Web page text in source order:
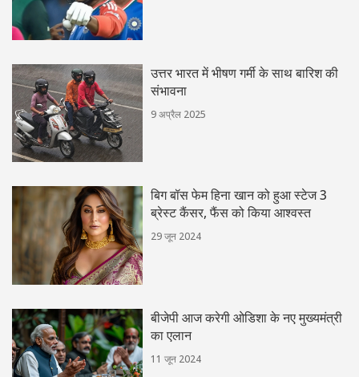
उत्तर भारत में भीषण गर्मी के साथ बारिश की
संभावना
9 अप्रैल 2025
बिग बॉस फेम हिना खान को हुआ स्टेज 3
ब्रेस्ट कैंसर, फैंस को किया आश्वस्त
29 जून 2024
बीजेपी आज करेगी ओडिशा के नए मुख्यमंत्री
का एलान
11 जून 2024